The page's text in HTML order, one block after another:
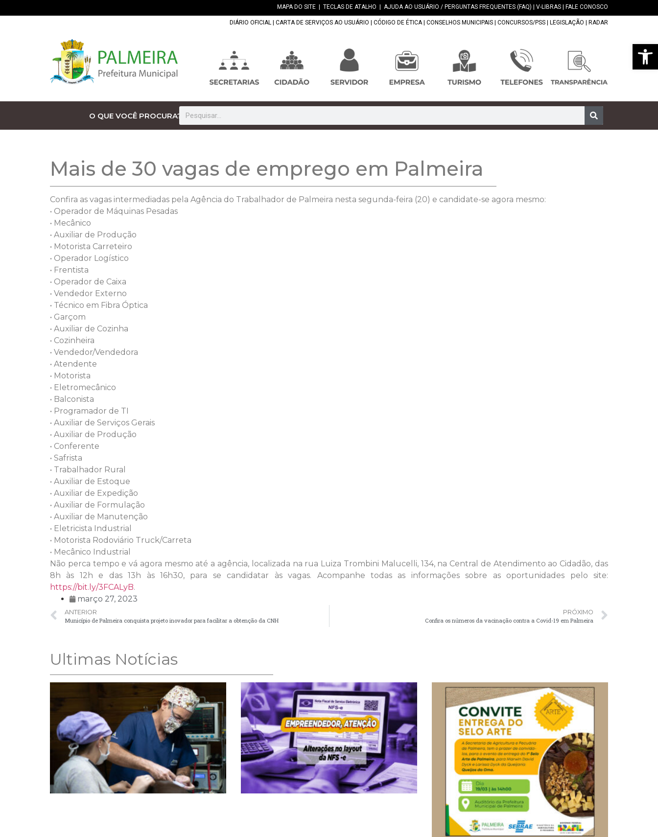
Abrir
MAPA DO SITE TECLAS DE ATALHO AJUDA AO USUÁRIO / PERGUNTAS FREQUENTES (FAQ) V-LIBRAS FALE CONOSCO
DIÁRIO OFICIAL CARTA DE SERVIÇOS AO USUÁRIO CÓDIGO DE ÉTICA| CONSELHOS MUNICIPAIS CONCURSOS/PSS LEGISLAÇÃO RADAR
O QUE VOCÊ PROCURA?
Mais de 30 vagas de emprego em Palmeira
Confira as vagas intermediadas pela Agência do Trabalhador de Palmeira nesta segunda-feira (20) e candidate-se agora mesmo:
• Operador de Máquinas Pesadas
• Mecânico
• Auxiliar de Produção
• Motorista Carreteiro
• Operador Logístico
• Frentista
• Operador de Caixa
• Vendedor Externo
• Técnico em Fibra Óptica
• Garçom
• Auxiliar de Cozinha
• Cozinheira
• Vendedor/Vendedora
• Atendente
• Motorista
• Eletromecânico
• Balconista
• Programador de TI
• Auxiliar de Serviços Gerais
• Auxiliar de Produção
• Conferente
• Safrista
• Trabalhador Rural
• Auxiliar de Estoque
• Auxiliar de Expedição
• Auxiliar de Formulação
• Auxiliar de Manutenção
• Eletricista Industrial
• Motorista Rodoviário Truck/Carreta
• Mecânico Industrial
Não perca tempo e vá agora mesmo até a agência, localizada na rua Luiza Trombini Malucelli, 134, na Central de Atendimento ao Cidadão, das
8h às 12h e das 13h às 16h30, para se candidatar às vagas. Acompanhe todas as informações sobre as oportunidades pelo site:
https://bit.ly/3FCALyB.
março 27, 2023
ANTERIOR
Município de Palmeira conquista projeto inovador para facilitar a obtenção da CNH
PRÓXIMO
Confira os números da vacinação contra a Covid-19 em Palmeira
Ultimas Notícias